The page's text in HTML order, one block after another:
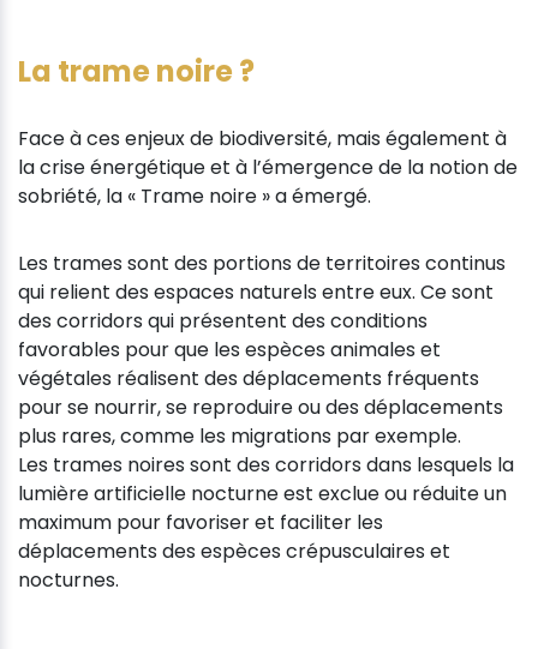
La trame noire ?
Face à ces enjeux de biodiversité, mais également à
la crise énergétique et à l’émergence de la notion de
sobriété, la « Trame noire » a émergé.
Les trames sont des portions de territoires continus
qui relient des espaces naturels entre eux. Ce sont
des corridors qui présentent des conditions
favorables pour que les espèces animales et
végétales réalisent des déplacements fréquents
pour se nourrir, se reproduire ou des déplacements
plus rares, comme les migrations par exemple.
Les trames noires sont des corridors dans lesquels la
lumière artificielle nocturne est exclue ou réduite un
maximum pour favoriser et faciliter les
déplacements des espèces crépusculaires et
nocturnes.